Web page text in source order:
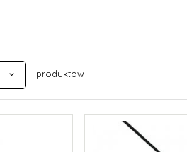
produktów